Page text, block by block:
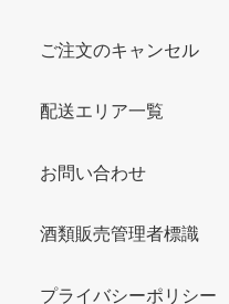
ご注文のキャンセル
配送エリア一覧
お問い合わせ
酒類販売管理者標識
プライバシーポリシー